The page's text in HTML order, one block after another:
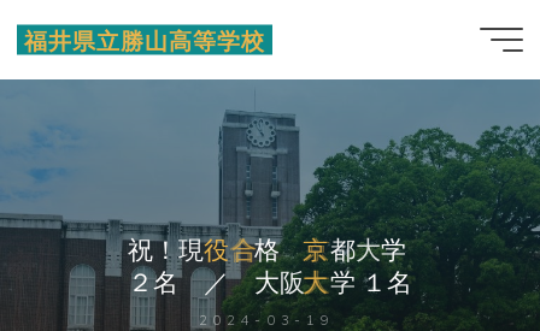
キ
プ
福井県立勝山高等学校
祝！現役合
合格 京
京都大学
２名 ／ 大阪大
大学 １名
2024-03-19